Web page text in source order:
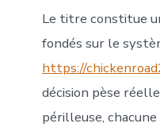
Le titre constitue
fondés sur le
https://
décision pèse
périlleuse,